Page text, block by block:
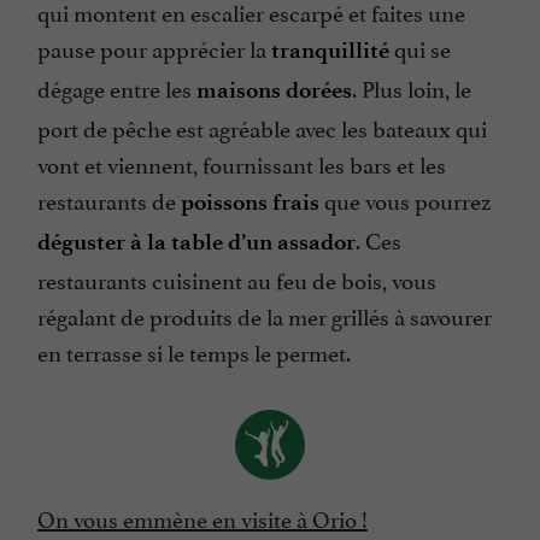
qui montent en escalier escarpé et faites une
pause pour apprécier la tranquillitéqui se
dégage entre les maisons dorées. Plus loin, le
port de pêche est agréable avec les bateaux qui
vont et viennent, fournissant les bars et les
restaurants depoissons frais que vous pourrez
déguster à la table d’un assador. Ces
restaurants cuisinent au feu de bois, vous
régalant de produits de la mer grillés à savourer
en terrasse si le temps le permet.
On vous emmène en visite à Orio !